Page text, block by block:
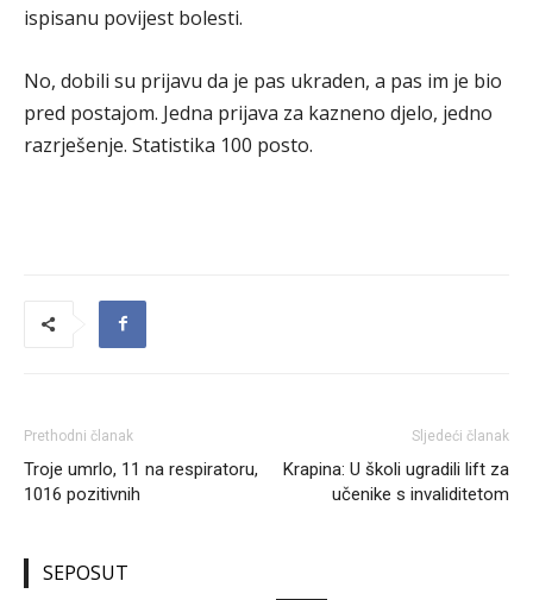
ispisanu povijest bolesti.
No, dobili su prijavu da je pas ukraden, a pas im je bio
pred postajom. Jedna prijava za kazneno djelo, jedno
razrješenje. Statistika 100 posto.
Prethodni članak
Troje umrlo, 11 na respiratoru,
1016 pozitivnih
Sljedeći članak
Krapina: U školi ugradili lift za
učenike s invaliditetom
SEPOSUT